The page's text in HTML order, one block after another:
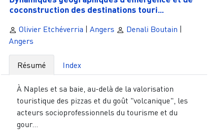
coconstruction des destinations touri...
Olivier Etchéverria Angers Denali Boutain
Angers
Résumé Index
À Naples et sa baie, au-delà de la valorisation
touristique des pizzas et du goût "volcanique", les
acteurs socioprofessionnels du tourisme et du
gour...